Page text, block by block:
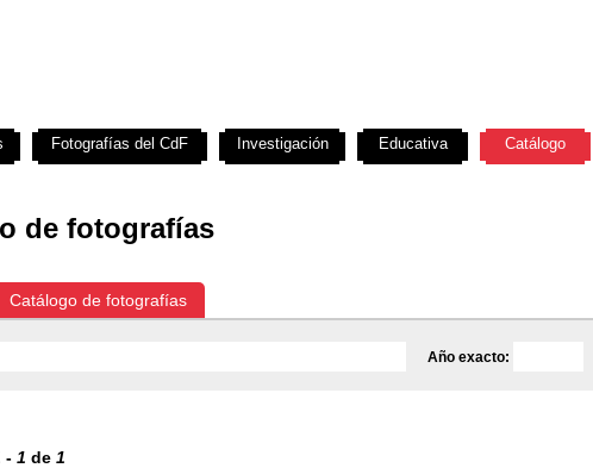
de fotografías
Catálogo de fotografías
Año exacto:
- 1 de 1
Fotografías del CdF Investigación Educativa Catálogo